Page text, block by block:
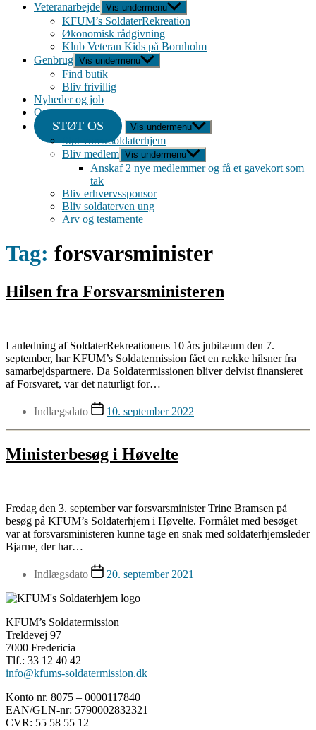
Veteranarbejde Vis undermenu
KFUM’s SoldaterRekreation
Økonomisk rådgivning
Klub Veteran Kids på Bornholm
Genbrug Vis undermenu
Find butik
Bliv frivillig
Nyheder og job
Om
STØT OS Vis undermenu
Støt vores soldaterhjem
Bliv medlem Vis undermenu
Anskaf 2 nye medlemmer og få et gavekort som
tak
Bliv erhvervssponsor
Bliv soldaterven ung
Arv og testamente
Tag: forsvarsminister
Hilsen fra Forsvarsministeren
I anledning af SoldaterRekreationens 10 års jubilæum den 7.
september, har KFUM’s Soldatermission fået en række hilsner fra
samarbejdspartnere. Da Soldatermissionen bliver delvist finansieret
af Forsvaret, var det naturligt for…
Indlægsdato 10. september 2022
Ministerbesøg i Høvelte
Fredag den 3. september var forsvarsminister Trine Bramsen på
besøg på KFUM’s Soldaterhjem i Høvelte. Formålet med besøget
var at forsvarsministeren kunne tage en snak med soldaterhjemsleder
Bjarne, der har…
Indlægsdato 20. september 2021
KFUM’s Soldatermission
Treldevej 97
7000 Fredericia
Tlf.: 33 12 40 42
info@kfums-soldatermission.dk
Konto nr. 8075 – 0000117840
EAN/GLN-nr: 5790002832321
CVR: 55 58 55 12